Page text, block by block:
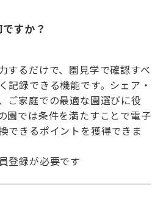
すか？
するだけで、園見学で確認すべ
記録できる機能です。シェア・
ご家庭での最適な園選びに役
園では条件を満たすことで電子
できるポイントを獲得できま
登録が必要です